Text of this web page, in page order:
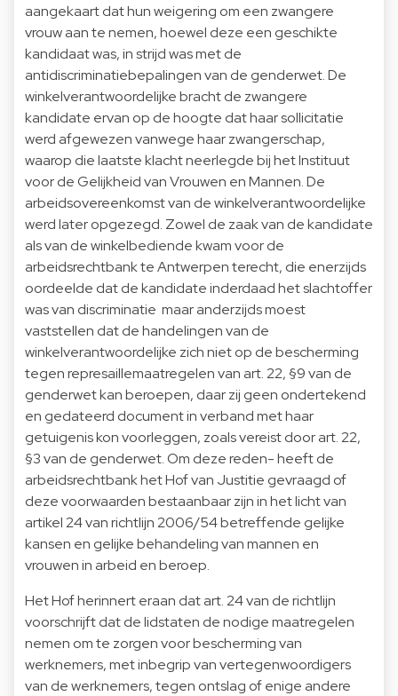
aangekaart dat hun weigering om een zwangere
vrouw aan te nemen, hoewel deze een geschikte
kandidaat was, in strijd was met de
antidiscriminatiebepalingen van de genderwet. De
winkelverantwoordelijke bracht de zwangere
kandidate ervan op de hoogte dat haar sollicitatie
werd afgewezen vanwege haar zwangerschap,
waarop die laatste klacht neerlegde bij het Instituut
voor de Gelijkheid van Vrouwen en Mannen. De
arbeidsovereenkomst van de winkelverantwoordelijke
werd later opgezegd. Zowel de zaak van de kandidate
als van de winkelbediende kwam voor de
arbeidsrechtbank te Antwerpen terecht, die enerzijds
oordeelde dat de kandidate inderdaad het slachtoffer
was van discriminatie maar anderzijds moest
vaststellen dat de handelingen van de
winkelverantwoordelijke zich niet op de bescherming
tegen represaillemaatregelen van art. 22, §9 van de
genderwet kan beroepen, daar zij geen ondertekend
en gedateerd document in verband met haar
getuigenis kon voorleggen, zoals vereist door art. 22,
§3 van de genderwet. Om deze reden- heeft de
arbeidsrechtbank het Hof van Justitie gevraagd of
deze voorwaarden bestaanbaar zijn in het licht van
artikel 24 van richtlijn 2006/54 betreffende gelijke
kansen en gelijke behandeling van mannen en
vrouwen in arbeid en beroep.
Het Hof herinnert eraan dat art. 24 van de richtlijn
voorschrijft dat de lidstaten de nodige maatregelen
nemen om te zorgen voor bescherming van
werknemers, met inbegrip van vertegenwoordigers
van de werknemers, tegen ontslag of enige andere